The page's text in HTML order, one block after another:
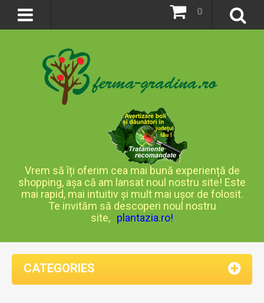
0
Vrem să îți oferim cea mai bună experiență de
shopping, așa că am lansat noul nostru site! Este
mai rapid, mai intuitiv și mult mai ușor de folosit.
Te invităm să descoperi noul nostru
site, plantazia.ro!
CATEGORIES